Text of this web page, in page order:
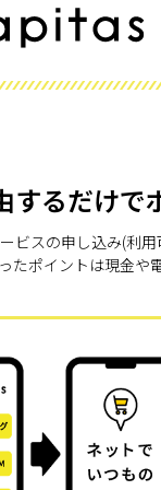
するだけで
ビスの申し込み(利
たポイントは現金や